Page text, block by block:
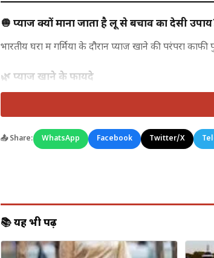
🧅 प्याज क्यों माना जाता है लू से बचाव का देसी
भारतीय घरों में गर्मियों के दौरान प्याज खाने की परंपरा
🌿 प्याज खाने के फायदे
प्याज शरीर का तापमान नियंत्रित रखने में मदद करता है।
3️⃣ पाचन को बनाता है बेहतर
गर्मी में अक्सर लोगों को पेट खराब, गैस और अपच जैसी
📤 Share: WhatsApp Facebook Twitter/X
📚 यह भी पढ़ें